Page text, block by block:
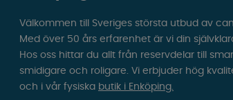
Välkommen till Sveriges största utbud av
Med över 50 års erfarenhet är vi din
Hos oss hittar du allt från reservdelar till
smidigare och roligare. Vi erbjuder hög
och i vår fysiska butik i Enköping.